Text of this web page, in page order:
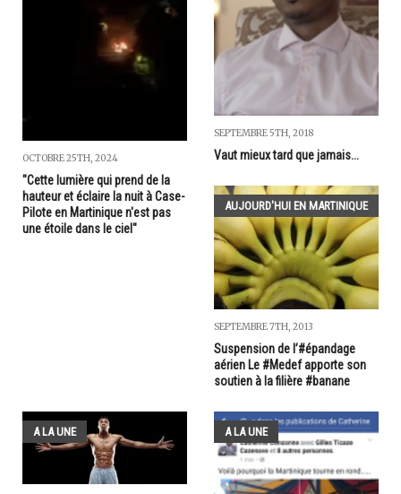
OCTOBRE 25TH, 2024
"Cette lumière qui prend de la
hauteur et éclaire la nuit à Case-
Pilote en Martinique n'est pas
une étoile dans le ciel"
SEPTEMBRE 5TH, 2018
Vaut mieux tard que jamais...
AUJOURD'HUI EN MARTINIQUE
SEPTEMBRE 7TH, 2013
Suspension de l’#épandage
aérien Le #Medef apporte son
soutien à la filière #banane
A LA UNE A LA UNE